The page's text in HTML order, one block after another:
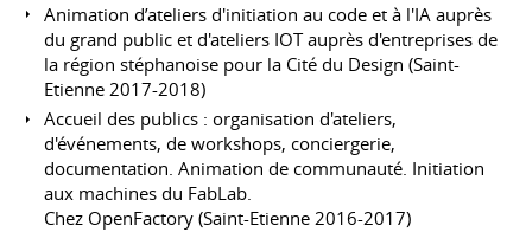
Animation d’ateliers d'initiation au code et à l'IA auprès
du grand public et d'ateliers IOT auprès d'entreprises de
la région stéphanoise pour la Cité du Design (Saint-
Etienne 2017-2018)
Accueil des publics : organisation d'ateliers,
d'événements, de workshops, conciergerie,
documentation. Animation de communauté. Initiation
aux machines du FabLab.
Chez OpenFactory (Saint-Etienne 2016-2017)